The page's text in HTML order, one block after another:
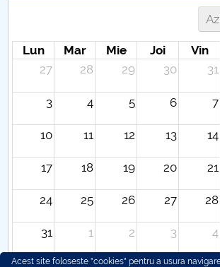
Lun Mar Mie Joi Vin
27
28 29 30 31
3 4 5 6 7
10 11 12 13 14
17 18 19 20 21
24 25 26 27 28
31 1 2 3 4
Acest site foloseste "cookies" pentru a usura